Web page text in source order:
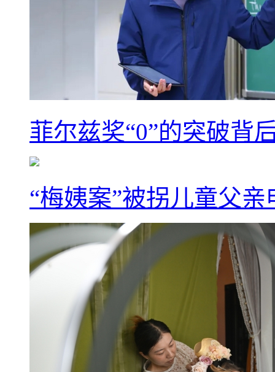
菲尔兹奖“0”的突破背
“梅姨案”被拐儿童父